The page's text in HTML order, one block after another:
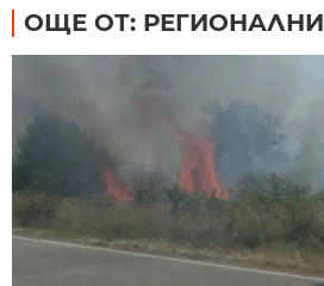
ОЩЕ ОТ: РЕГИОНАЛНИ